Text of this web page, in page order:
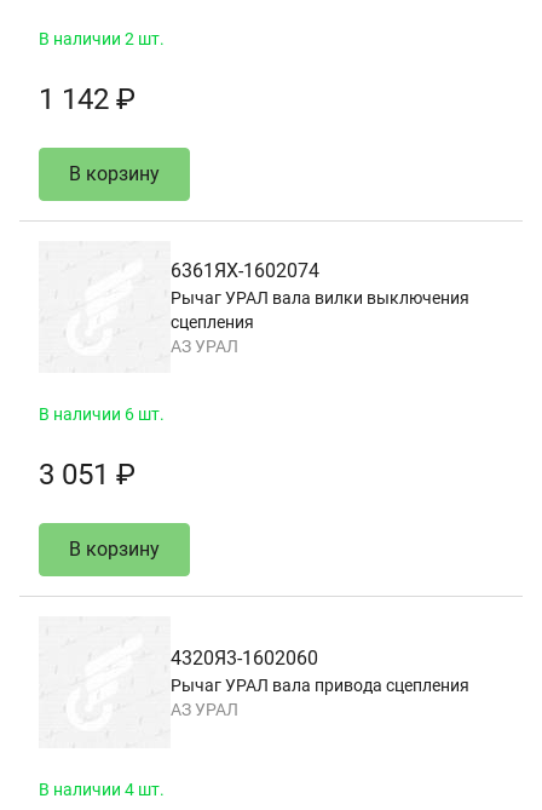
В наличии 2 шт.
1 142 ₽
В корзину
6361ЯХ-1602074
Рычаг УРАЛ вала вилки выключения
сцепления
АЗ УРАЛ
В наличии 6 шт.
3 051 ₽
В корзину
4320Я3-1602060
Рычаг УРАЛ вала привода сцепления
АЗ УРАЛ
В наличии 4 шт.